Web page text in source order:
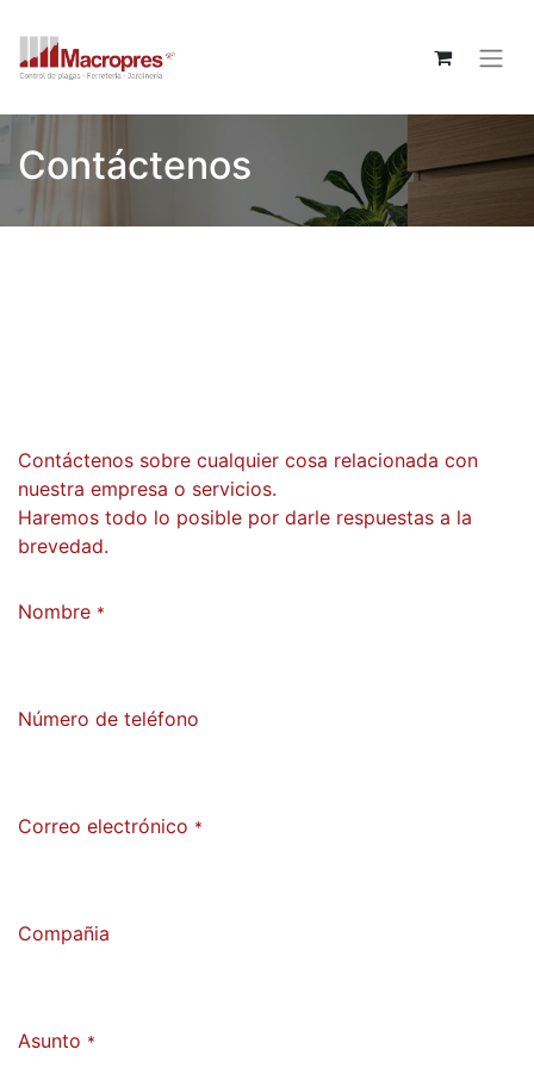
Contáctenos
Contáctenos sobre cualquier cosa relacionada con
nuestra empresa o servicios.
Haremos todo lo posible por darle respuestas a la
brevedad.
Nombre *
Número de teléfono
Correo electrónico *
Compañia
Asunto *